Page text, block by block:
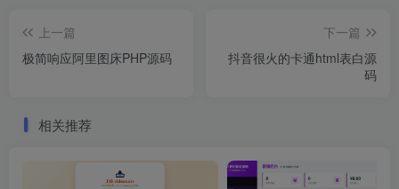
上一篇
极简响应阿里图床PHP源码
下一篇
抖音很火的卡通html表白源
码
相关推荐